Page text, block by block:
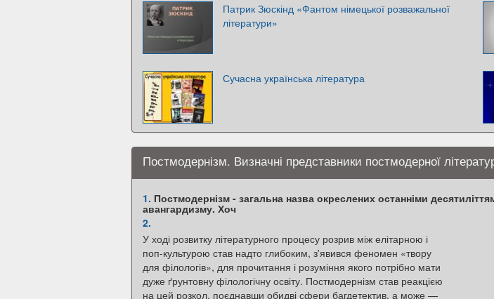
Патрик Зюскінд «Фантом німецької розважальної
літератури»
Сучасна українська література
Постмодернізм. Визначні представники постмодерної
1. Постмодернізм - загальна назва окреслених останніми
авангардизму. Хоч
2.
У ході розвитку літературного процесу розрив між елітарною і
поп-культурою став надто глибоким, з'явився феномен «твору
для філологів», для прочитання і розуміння якого потрібно мати
дуже ґрунтовну філологічну освіту. Постмодернізм став реакцією
на цей розкол, поєднавши обидві сфери багдетектив, а може —